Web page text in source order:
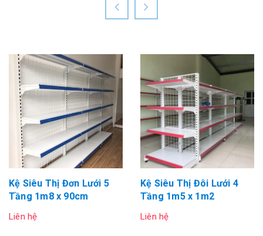
Kệ Siêu Thị Đơn Lưới 5
Tầng 1m8 x 90cm
Liên hệ
Kệ Siêu Thị Đôi Lưới 4
Tầng 1m5 x 1m2
Liên hệ